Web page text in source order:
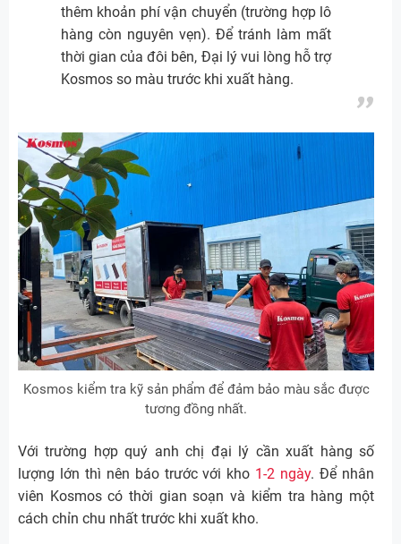
thêm khoản phí vận chuyển (trường hợp lô
hàng còn nguyên vẹn). Để tránh làm mất
thời gian của đôi bên, Đại lý vui lòng hỗ trợ
Kosmos so màu trước khi xuất hàng.
Kosmos kiểm tra kỹ sản phẩm để đảm bảo màu sắc được
tương đồng nhất.
Với trường hợp quý anh chị đại lý cần xuất hàng số
lượng lớn thì nên báo trước với kho 1-2 ngày. Để nhân
viên Kosmos có thời gian soạn và kiểm tra hàng một
cách chỉn chu nhất trước khi xuất kho.